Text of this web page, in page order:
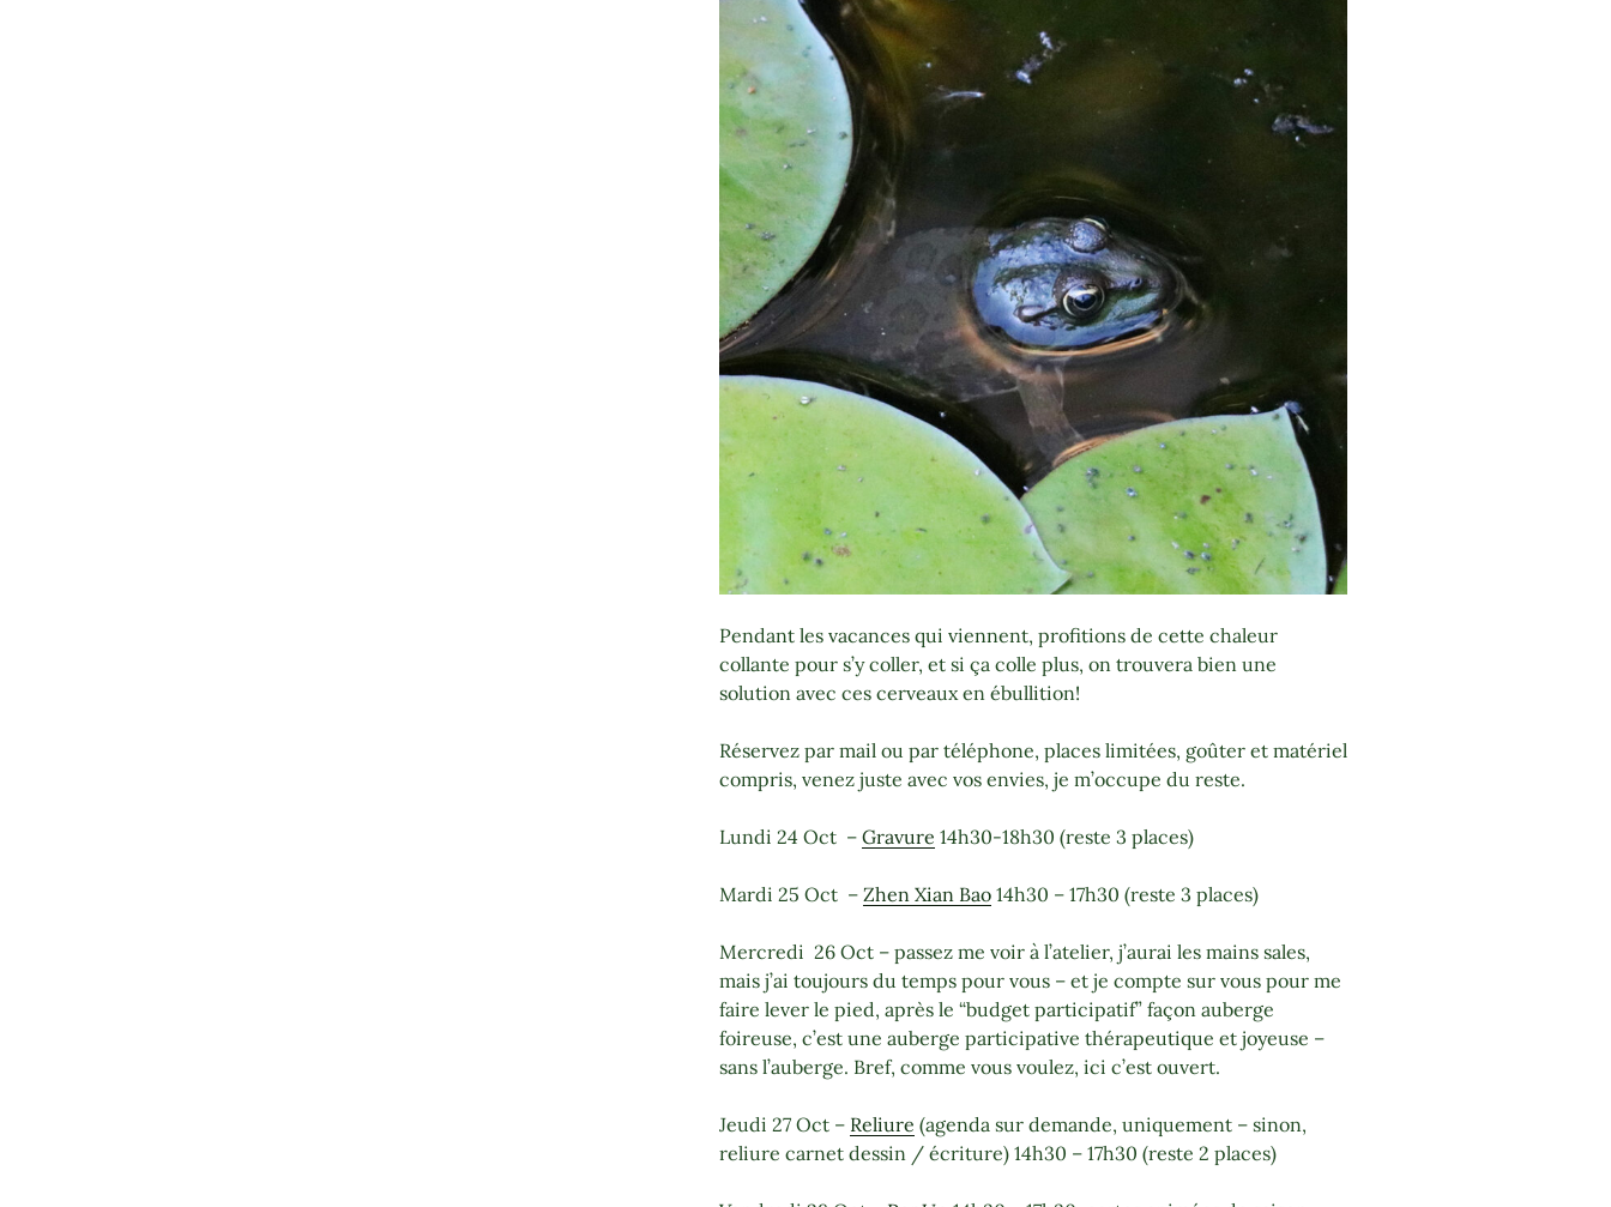
Pendant les vacances qui viennent, profitions de cette chaleur
collante pour s’y coller, et si ça colle plus, on trouvera bien une
solution avec ces cerveaux en ébullition!
Réservez par mail ou par téléphone, places limitées, goûter et matériel
compris, venez juste avec vos envies, je m’occupe du reste.
Lundi 24 Oct – Gravure 14h30-18h30 (reste 3 places)
Mardi 25 Oct – Zhen Xian Bao14h30 – 17h30 (reste 3 places)
Mercredi 26 Oct – passez me voir à l’atelier, j’aurai les mains sales,
mais j’ai toujours du temps pour vous – et je compte sur vous pour me
faire lever le pied, après le “budget participatif” façon auberge
foireuse, c’est une auberge participative thérapeutique et joyeuse –
sans l’auberge. Bref, comme vous voulez, ici c’est ouvert.
Jeudi 27 Oct – Reliure (agenda sur demande, uniquement – sinon,
reliure carnet dessin / écriture) 14h30 – 17h30 (reste 2 places)